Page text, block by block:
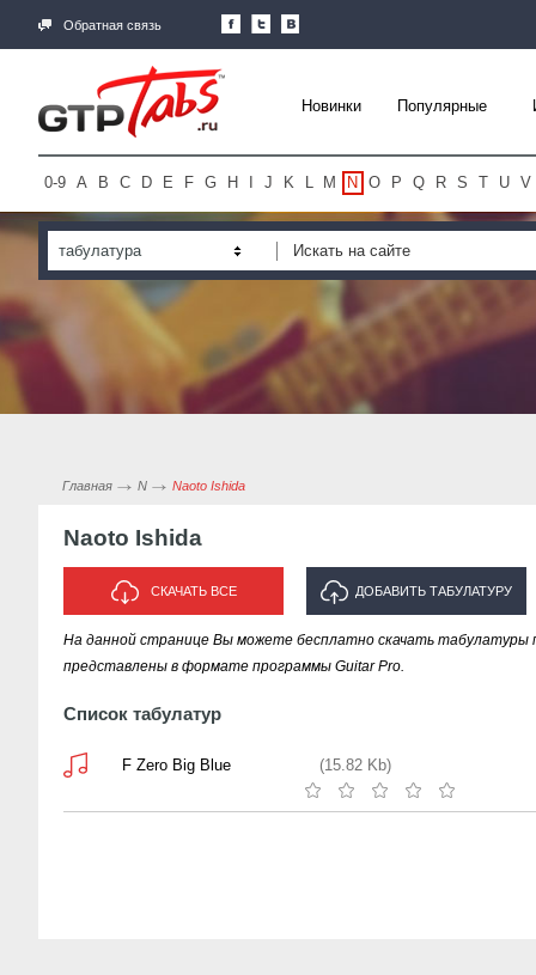
Обратная связь
Новинки Популярные
0-9 A B C D E F G H J K L M N O P Q R S T U V
табулатура
Главная N Naoto Ishida
Naoto Ishida
СКАЧАТЬ ВСЕ ДОБАВИТЬ ТАБУЛАТУРУ
ИСПОЛНИТЕЛЯ "NAOTO ISHIDA"
На данной странице Вы можете бесплатно скачать табулатуры
представлены в формате программы Guitar Pro.
Список табулатур
F Zero Big Blue (15.82 Kb)